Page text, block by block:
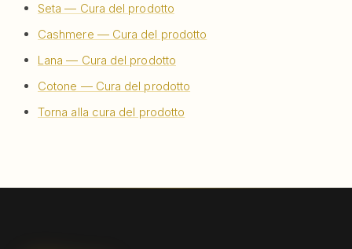
Seta — Cura del prodotto
Cashmere — Cura del prodotto
Lana — Cura del prodotto
Cotone — Cura del prodotto
Torna alla cura del prodotto